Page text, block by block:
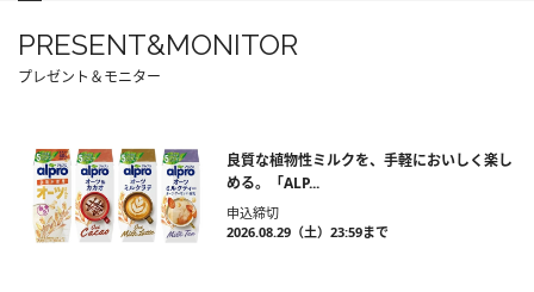
PRESENT&MONITOR
プレゼント＆モニター
良質な植物性ミルクを、手軽においしく楽し
める。「ALP...
申込締切
2026.08.29（土）23:59まで